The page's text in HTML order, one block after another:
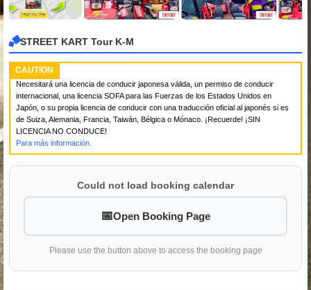
STREET KART Tour K-M
CAUTION
Necesitará una licencia de conducir japonesa válida, un permiso de conducir
internacional, una licencia SOFA para las Fuerzas de los Estados Unidos en
Japón, o su propia licencia de conducir con una traducción oficial al japonés si es
de Suiza, Alemania, Francia, Taiwán, Bélgica o Mónaco. ¡Recuerde! ¡SIN
LICENCIA NO CONDUCE!
Para más información.
Could not load booking calendar
Open Booking Page
Please use the button above to access the booking page